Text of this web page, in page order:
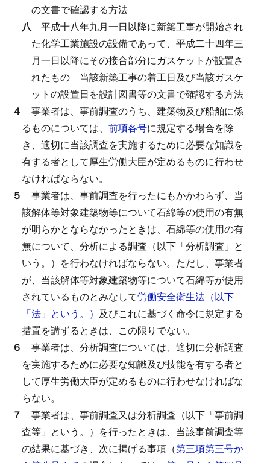
の文書で確認する方法
八 平成十八年九月一日以降に新築工事が開始され
た化学工業施設の設備であって、平成二十四年三
月一日以降にその接合部分にガスケットが設置さ
れたもの
当該新築工事の着工日及び当該ガスケ
ットの設置日を設計図書等の文書で確認する方法
４ 事業者は、事前調査のうち、建築物及び船舶に係
るものについては、 前項各号に規定する場合を除
き、適切に当該調査を実施するために必要な知識を
有する者として厚生労働大臣が定めるものに行わせ
なければならない。
５ 事業者は、事前調査を行ったにもかかわらず、当
該解体等対象建築物等について石綿等の使用の有無
が明らかとならなかったときは、石綿等の使用の有
無について、分析による調査（以下「分析調査」と
いう。）を行わなければならない。 ただし、事業者
が、当該解体等対象建築物等について石綿等が使用
されているものとみなして労働安全衛生法（以下
「法」という。） 及びこれに基づく命令に規定する
措置を講ずるときは、この限りでない。
６ 事業者は、分析調査については、適切に分析調査
を実施するために必要な知識及び技能を有する者と
して厚生労働大臣が定めるものに行わせなければな
らない。
７ 事業者は、事前調査又は分析調査（以下「事前調
査等」という。）を行ったときは、当該事前調査等
の結果に基づき、次に掲げる事項（第三項第三号か